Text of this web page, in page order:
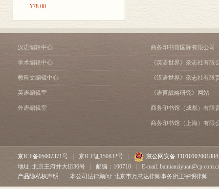
¥78.00
汉语编辑中心
学术编辑中心
教科文编辑中心
英语编辑室
外语编辑室
商务印书馆国际有限公司
《英语世界》杂志社有限
《汉语世界》杂志社有限
《语言战略研究》网站
商务印书馆（成都）有限
商务印书馆（上海）有限
京ICP备05007371号 京ICP证150832号
京公网安备
地址: 北京王府井大街36号
邮编：100710
E-mail:
产品隐私权声明
本公司法律顾问: 北京市万慧达律师事务所王宇明律师